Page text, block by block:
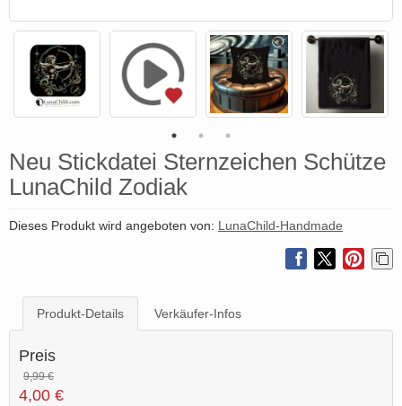
Neu Stickdatei Sternzeichen Schütze
LunaChild Zodiak
Dieses Produkt wird angeboten von: LunaChild-Handmade
Produkt-Details Verkäufer-Infos
Preis
9,99 €
4,00 €